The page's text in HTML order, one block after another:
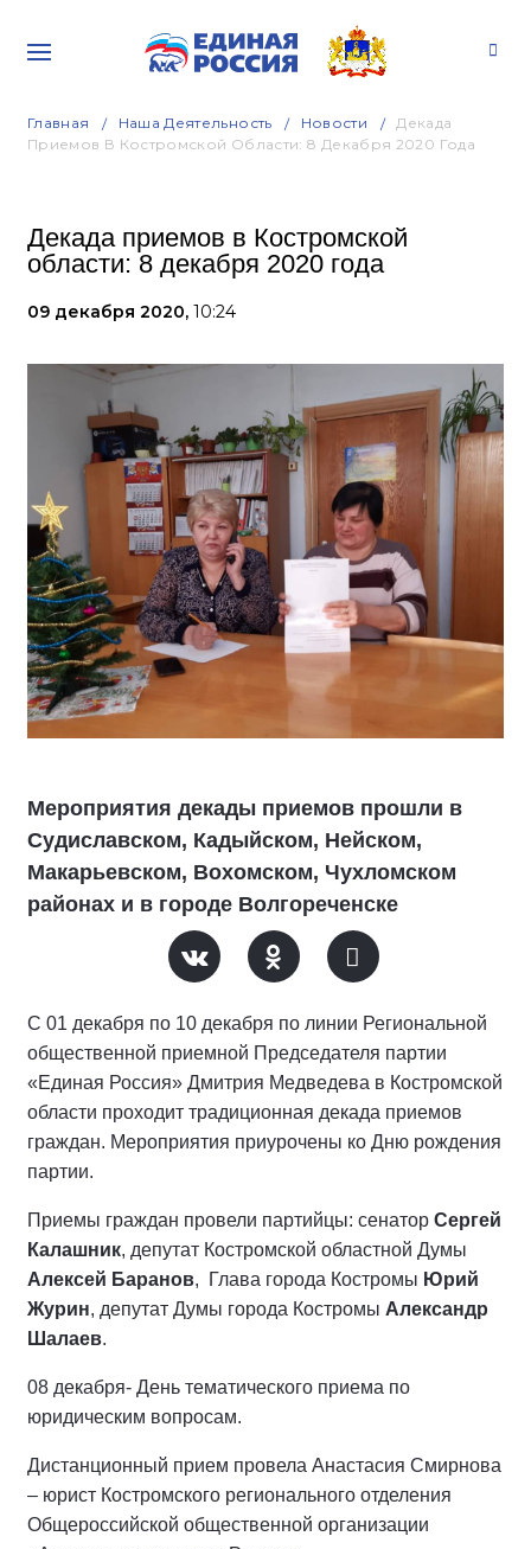
Главная Наша Деятельность Новости
Декада
Приемов В Костромской Области: 8 Декабря 2020 Года
Декада приемов в Костромской
области: 8 декабря 2020 года
09 декабря 2020, 10:24
Мероприятия декады приемов прошли в
Судиславском, Кадыйском, Нейском,
Макарьевском, Вохомском, Чухломском
районах и в городе Волгореченске
С 01 декабря по 10 декабря по линии Региональной
общественной приемной Председателя партии
«Единая Россия» Дмитрия Медведева в Костромской
области проходит традиционная декада приемов
граждан. Мероприятия приурочены ко Дню рождения
партии.
Приемы граждан провели партийцы: сенатор Сергей
Калашник, депутат Костромской областной Думы
Алексей Баранов, Глава города Костромы Юрий
Журин, депутат Думы города Костромы Александр
Шалаев.
08 декабря- День тематического приема по
юридическим вопросам.
Дистанционный прием провела Анастасия Смирнова
– юрист Костромского регионального отделения
Общероссийской общественной организации